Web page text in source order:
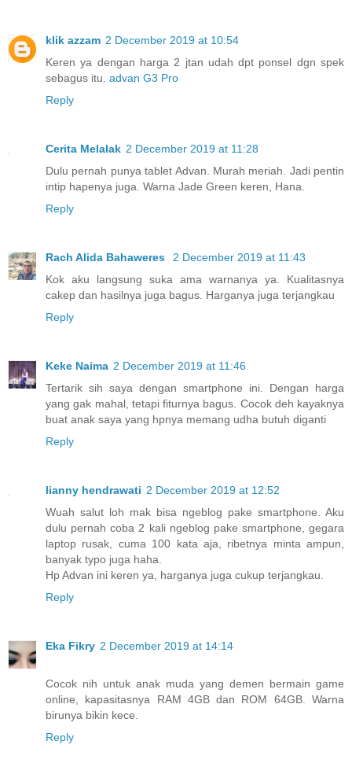
klik azzam 2 December 2019 at 10:54
Keren ya dengan harga 2 jtan udah dpt ponsel dgn spek
sebagus itu. advan G3 Pro
Reply
Cerita Melalak 2 December 2019 at 11:28
Dulu pernah punya tablet Advan. Murah meriah. Jadi pentin
intip hapenya juga. Warna Jade Green keren, Hana.
Reply
Rach Alida Bahaweres
2 December 2019 at 11:43
Kok aku langsung suka ama warnanya ya. Kualitasnya
cakep dan hasilnya juga bagus. Harganya juga terjangkau
Reply
Keke Naima 2 December 2019 at 11:46
Tertarik sih saya dengan smartphone ini. Dengan harga
yang gak mahal, tetapi fiturnya bagus. Cocok deh kayaknya
buat anak saya yang hpnya memang udha butuh diganti
Reply
lianny hendrawati 2 December 2019 at 12:52
Wuah salut loh mak bisa ngeblog pake smartphone. Aku
dulu pernah coba 2 kali ngeblog pake smartphone, gegara
laptop rusak, cuma 100 kata aja, ribetnya minta ampun,
banyak typo juga haha.
Hp Advan ini keren ya, harganya juga cukup terjangkau.
Reply
Eka Fikry 2 December 2019 at 14:14
Cocok nih untuk anak muda yang demen bermain game
online, kapasitasnya RAM 4GB dan ROM 64GB. Warna
birunya bikin kece.
Reply